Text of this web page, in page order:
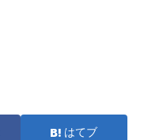
はてブ